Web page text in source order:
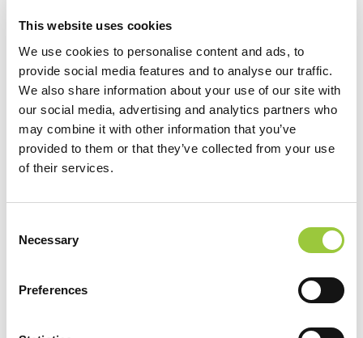
This website uses cookies
We use cookies to personalise content and ads, to
provide social media features and to analyse our traffic.
We also share information about your use of our site with
our social media, advertising and analytics partners who
may combine it with other information that you’ve
provided to them or that they’ve collected from your use
of their services.
Selection
Necessary
Preferences